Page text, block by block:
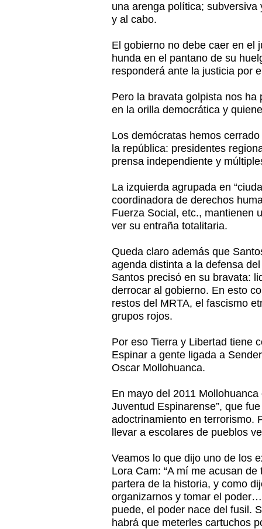
una arenga política;
y al cabo.
El gobierno no debe caer en el
hunda en el pantano de su
responderá ante la justicia por
Pero la bravata golpista nos
en la orilla democrática y
Los demócratas hemos
la república: presidentes
prensa independiente y
La izquierda agrupada en
coordinadora de derechos
Fuerza Social, etc., mantienen
ver su entraña totalitaria.
Queda claro además que
agenda distinta a la defensa
Santos precisó en su bravata:
derrocar al gobierno. En esto
restos del MRTA, el fascismo
grupos rojos.
Por eso Tierra y Libertad tiene
Espinar a gente ligada a
Oscar Mollohuanca.
En mayo del 2011
Juventud Espinarense”, que
adoctrinamiento en terrorismo.
llevar a escolares de pueblos
Veamos lo que dijo uno de los
Lora Cam: “A mí me acusan
partera de la historia, y como
organizarnos y tomar el
puede, el poder nace del fusil.
habrá que meterles cartuchos